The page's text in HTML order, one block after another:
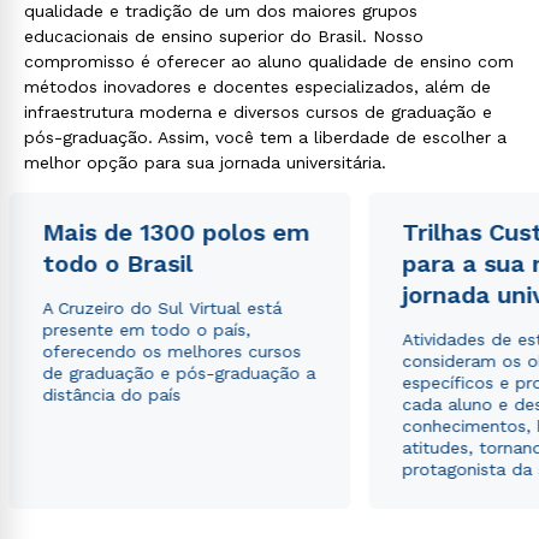
qualidade e tradição de um dos maiores grupos
educacionais de ensino superior do Brasil. Nosso
compromisso é oferecer ao aluno qualidade de ensino com
métodos inovadores e docentes especializados, além de
infraestrutura moderna e diversos cursos de graduação e
pós-graduação. Assim, você tem a liberdade de escolher a
melhor opção para sua jornada universitária.
Mais de 1300 polos em
todo o Brasil
A Cruzeiro do Sul Virtual está
presente em todo o país,
oferecendo os melhores cursos
de graduação e pós-graduação a
distância do país
Trilhas
para a sua
jornada
Atividades de
consideram os
específicos e
cada aluno e
conhecimentos,
atitudes,
protagonista da